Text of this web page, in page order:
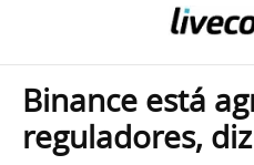
Binance está
reguladores,